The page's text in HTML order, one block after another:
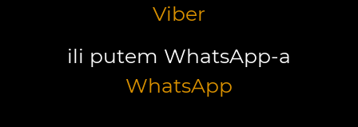
Viber
ili putem WhatsApp-a
WhatsApp